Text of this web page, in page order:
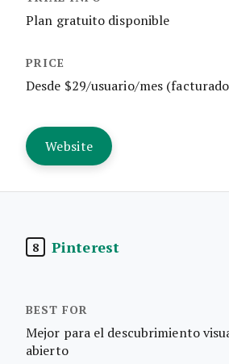
Plan gratuito disponible
Desde $29/usuario/mes
Website
8 Pinterest
Mejor para el descubrimiento
abierto